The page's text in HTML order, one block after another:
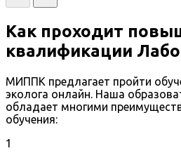
Как проходит
квалификации
МИППК предлагает пройти
эколога онлайн. Наша
обладает многими
обучения:
1